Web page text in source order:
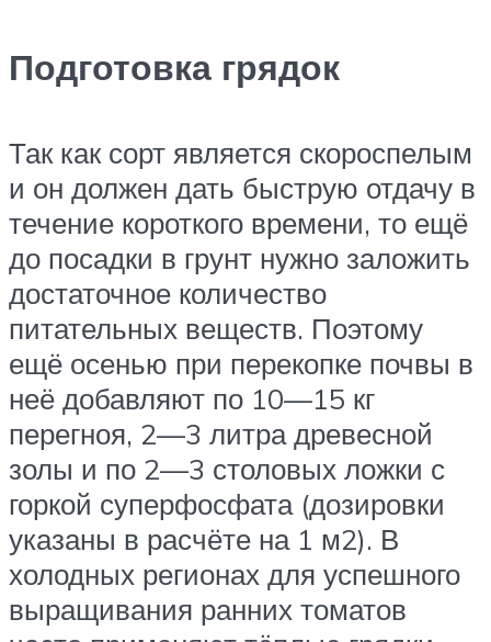
Подготовка грядок
Так как сорт является скороспелым
и он должен дать быструю отдачу в
течение короткого времени, то ещё
до посадки в грунт нужно заложить
достаточное количество
питательных веществ. Поэтому
ещё осенью при перекопке почвы в
неё добавляют по 10—15 кг
перегноя, 2—3 литра древесной
золы и по 2—3 столовых ложки с
горкой суперфосфата (дозировки
указаны в расчёте на 1 м2). В
холодных регионах для успешного
выращивания ранних томатов